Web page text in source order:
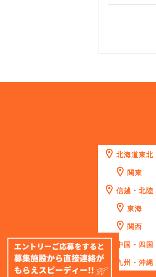
北海道東北
関東
信越・北陸
東海
関西
中国・四国
九州・沖縄